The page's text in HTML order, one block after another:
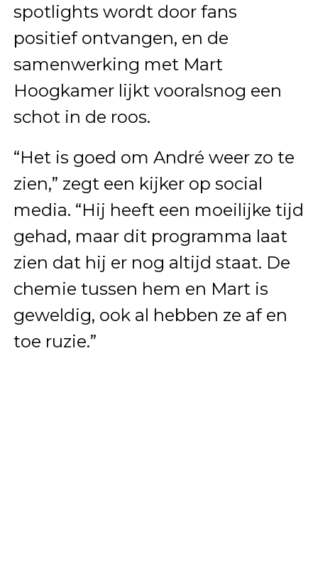
spotlights wordt door fans
positief ontvangen, en de
samenwerking met Mart
Hoogkamer lijkt vooralsnog een
schot in de roos.
“Het is goed om André weer zo te
zien,” zegt een kijker op social
media. “Hij heeft een moeilijke tijd
gehad, maar dit programma laat
zien dat hij er nog altijd staat. De
chemie tussen hem en Mart is
geweldig, ook al hebben ze af en
toe ruzie.”